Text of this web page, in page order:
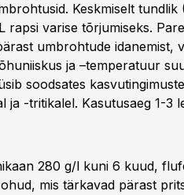
Keskmiselt
rapsi varise tõrjumiseks.
umbrohtude idanemist,
ja –temperatuur
soodsates
-tritikalel. Kasutusaeg 1-3
280 g/l kuni 6 kuud,
mis tärkavad pärast